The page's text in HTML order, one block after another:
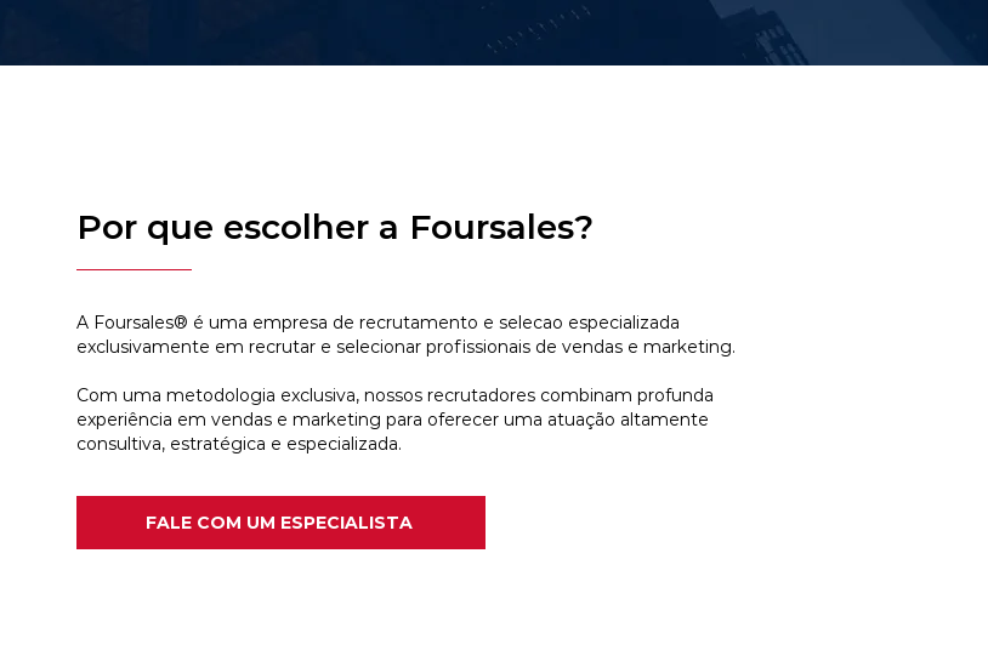
Por que escolher a Foursales?
A Foursales® é uma empresa de recrutamento e selecao especializada
exclusivamente em recrutar e selecionar profissionais de vendas e marketing.
Com uma metodologia exclusiva, nossos recrutadores combinam profunda
experiência em vendas e marketing para oferecer uma atuação altamente
consultiva, estratégica e especializada.
FALE COM UM ESPECIALISTA